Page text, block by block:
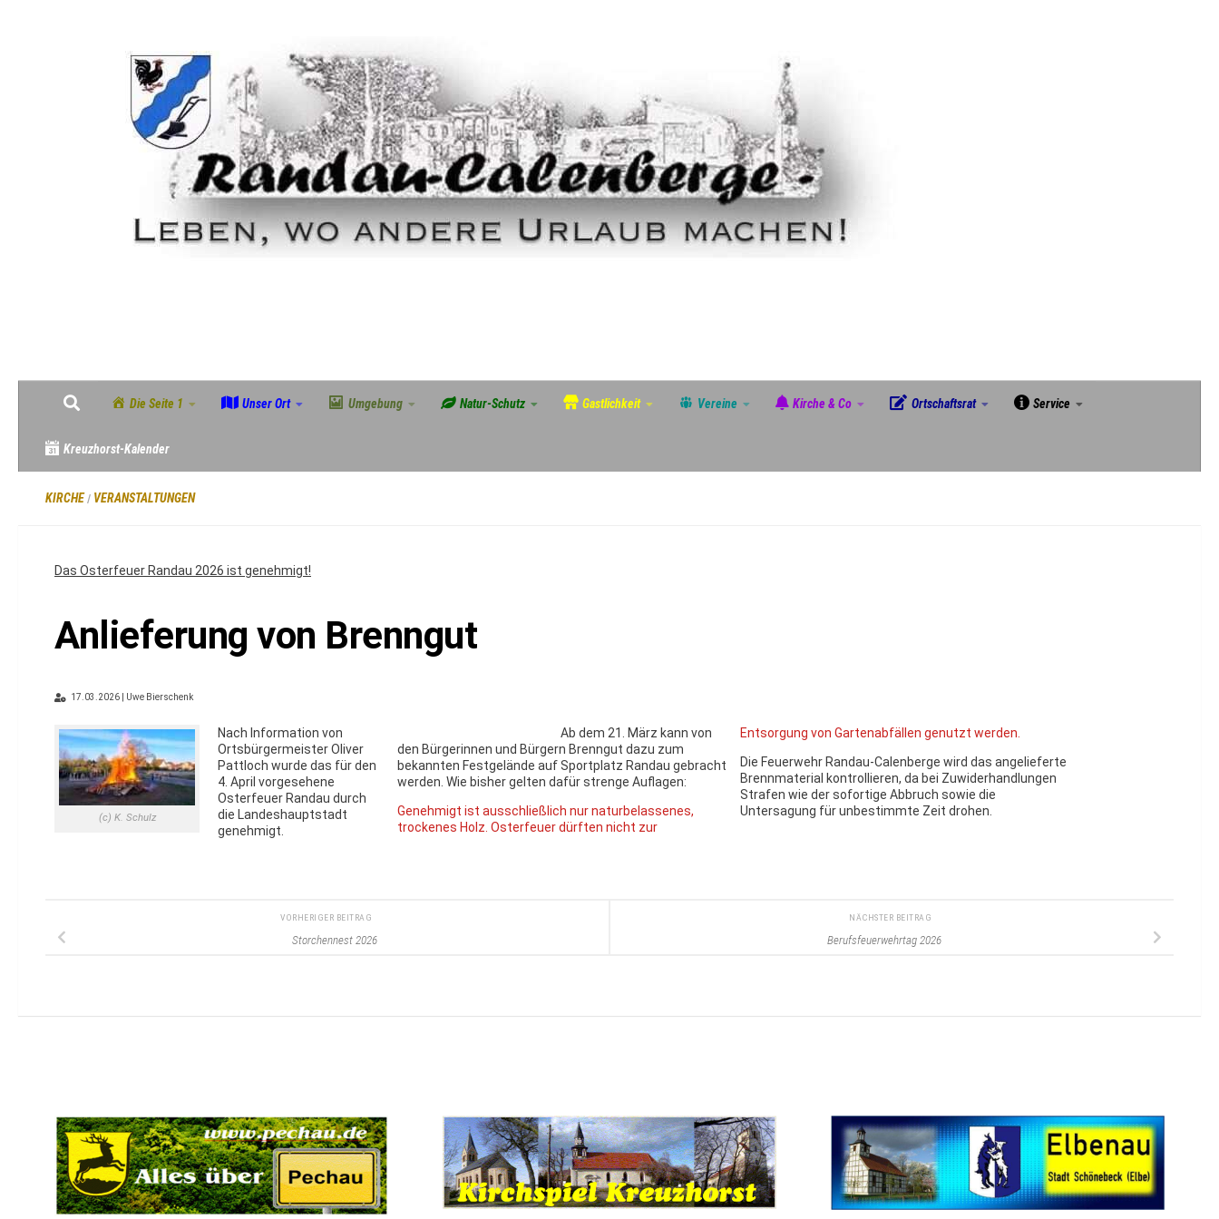
Die Seite 1 Unser Ort Umgebung Natur-Schutz Gastlichkeit Vereine Kirche & Co Ortschaftsrat Service
Kreuzhorst-Kalender
KIRCHE / VERANSTALTUNGEN
Das Osterfeuer Randau 2026 ist genehmigt!
Anlieferung von Brenngut
17.03.2026 | Uwe Bierschenk
(c) K. Schulz
Nach Information von
Ortsbürgermeister Oliver
Pattloch wurde das für den
4. April vorgesehene
Osterfeuer Randau durch
die Landeshauptstadt
genehmigt.
Ab dem 21. März kann von
den Bürgerinnen und Bürgern Brenngut dazu zum
bekannten Festgelände auf Sportplatz Randau gebracht
werden. Wie bisher gelten dafür strenge Auflagen:
Genehmigt ist ausschließlich nur naturbelassenes,
trockenes Holz. Osterfeuer dürften nicht zur
Entsorgung von Gartenabfällen genutzt werden.
Die Feuerwehr Randau-Calenberge wird das angelieferte
Brennmaterial kontrollieren, da bei Zuwiderhandlungen
Strafen wie der sofortige Abbruch sowie die
Untersagung für unbestimmte Zeit drohen.
NÄCHSTER BEITRAG
Berufsfeuerwehrtag 2026
VORHERIGER BEITRAG
Storchennest 2026